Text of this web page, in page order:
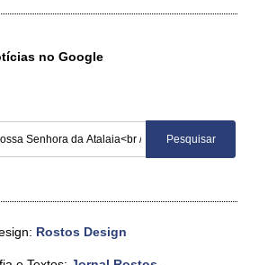
no Google
Rostos Design